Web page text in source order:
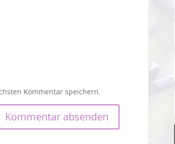
Kommentar speichern.